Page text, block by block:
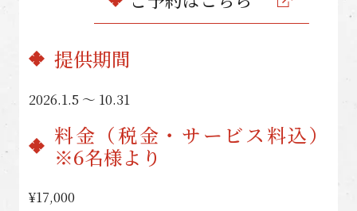
提供期間
2026.1.5 〜 10.31
料金（税金・サービス料込）
※6名様より
¥17,000